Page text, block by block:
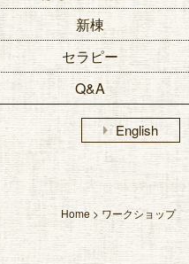
新棟
セラピー
Q&A
arrow_right English
Home >ワークショップ